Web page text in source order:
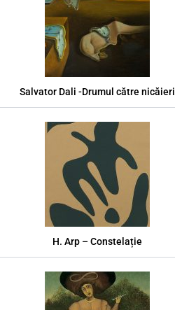
Salvator Dali -Drumul către nicăieri
H. Arp – Constelație